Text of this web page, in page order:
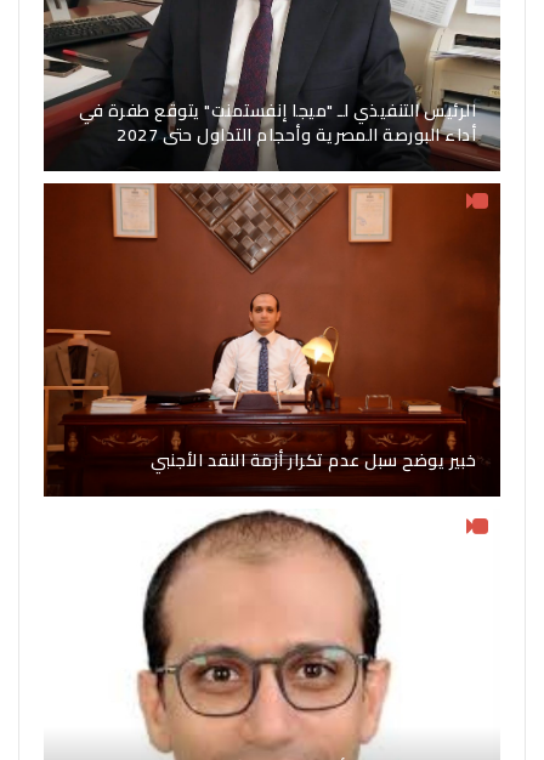
الرئيس التنفيذي لـ "ميجا إنفستمنت" يتوقع طفرة في
أداء البورصة المصرية وأحجام التداول حتى 2027
خبير يوضح سبل عدم تكرار أزمة النقد الأجنبي